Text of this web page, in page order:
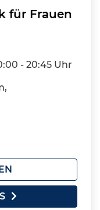
für Frauen
- 20:45 Uhr